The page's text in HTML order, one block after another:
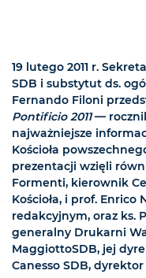
19 lutego 2011 r.
SDB i substytut ds.
Fernando Filoni
Pontificio 2011—
najważniejsze
Kościoła
prezentacji wzięli
Formenti, kierownik
Kościoła, i prof. Enrico
redakcyjnym, oraz ks.
generalny Drukarni
MaggiottoSDB, jej
Canesso SDB,